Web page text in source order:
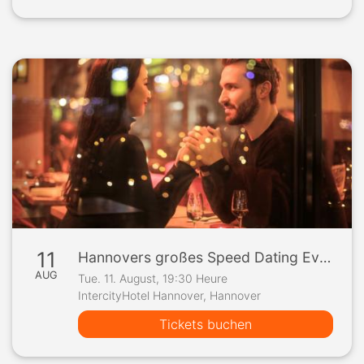
11
AUG
Hannovers großes Speed Dating Event
Tue. 11. August, 19:30 Heure
IntercityHotel Hannover, Hannover
Tickets buchen